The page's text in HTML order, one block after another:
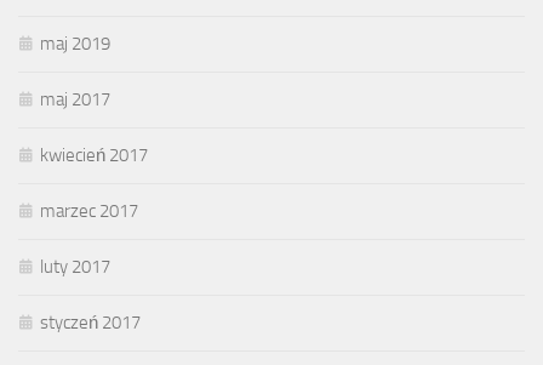
maj 2019
maj 2017
kwiecień 2017
marzec 2017
luty 2017
styczeń 2017